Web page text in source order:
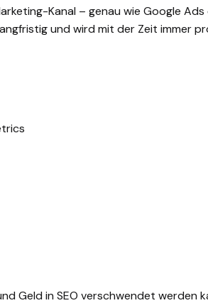
Kanal – genau wie Google
und wird mit der Zeit immer
Geld in SEO verschwendet werden